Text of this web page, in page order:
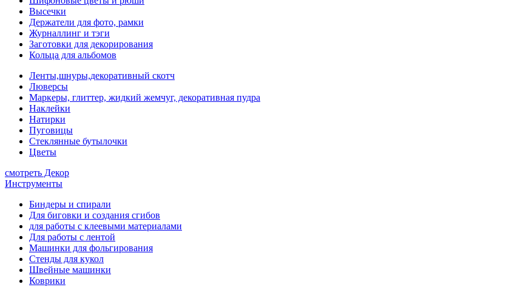
Высечки
Держатели для фото, рамки
Журналлинг и тэги
Заготовки для декорирования
Кольца для альбомов
Ленты,шнуры,декоративный скотч
Люверсы
Маркеры, глиттер, жидкий жемчуг, декоративная пудра
Наклейки
Натирки
Пуговицы
Стеклянные бутылочки
Цветы
смотреть Декор
Инструменты
Биндеры и спирали
Для биговки и создания сгибов
для работы с клеевыми материалами
Для работы с лентой
Машинки для фольгирования
Стенды для кукол
Швейные машинки
Коврики